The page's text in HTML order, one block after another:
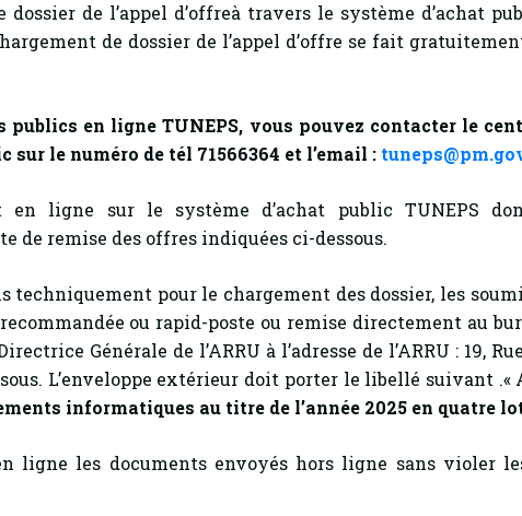
de l’appel d’offreà travers le système d’achat
de dossier de l’appel d’offre se fait
en ligne TUNEPS, vous pouvez contacter le
le numéro de tél 71566364 et l’email :
ligne sur le système d’achat public TUNEPS
de remise des offres indiquées ci-dessous.
techniquement pour le chargement des dossier, les
ou rapid-poste ou remise directement au
Générale de l’ARRU à l’adresse de l’ARRU : 19,
L’enveloppe extérieur doit porter le libellé suivant .«
informatiques au titre de l’année 2025 en quatre
ligne les documents envoyés hors ligne sans violer